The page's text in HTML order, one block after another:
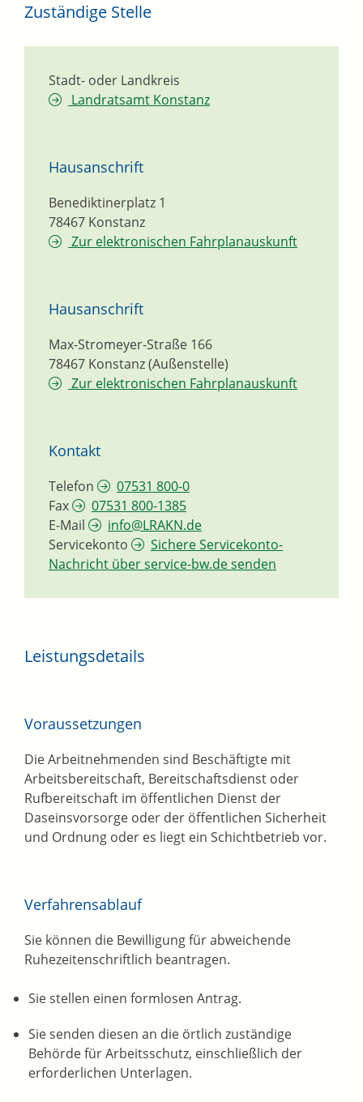
Zuständige Stelle
Stadt- oder Landkreis
Landratsamt Konstanz
Hausanschrift
Benediktinerplatz 1
78467 Konstanz
Zur elektronischen Fahrplanauskunft
Hausanschrift
Max-Stromeyer-Straße 166
78467 Konstanz (Außenstelle)
Zur elektronischen Fahrplanauskunft
Kontakt
Telefon
07531 800-0
Fax
07531 800-1385
E-Mail
info@LRAKN.de
Servicekonto
Sichere Servicekonto-
Nachricht über service-bw.de senden
Leistungsdetails
Voraussetzungen
Die Arbeitnehmenden sind Beschäftigte mit
Arbeitsbereitschaft, Bereitschaftsdienst oder
Rufbereitschaft im öffentlichen Dienst der
Daseinsvorsorge oder der öffentlichen Sicherheit
und Ordnung oder es liegt ein Schichtbetrieb vor.
Verfahrensablauf
Sie können die Bewilligung für abweichende
Ruhezeitenschriftlich beantragen.
Sie stellen einen formlosen Antrag.
Sie senden diesen an die örtlich zuständige
Behörde für Arbeitsschutz, einschließlich der
erforderlichen Unterlagen.